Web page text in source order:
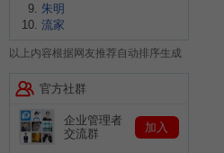
朱明
流家
以上内容根据网友推荐自动排序生成
官方社群
企业管理者
交流群
加入